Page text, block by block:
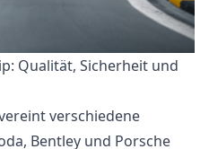
Qualität, Sicherheit und
verschiedene
Bentley und Porsche